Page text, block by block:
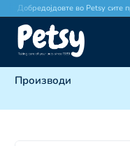
Добредојдовте во Petsy сите
Производи